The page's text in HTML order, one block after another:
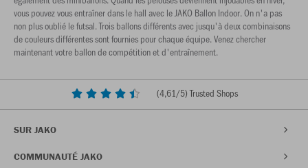
vous pouvez vous entraîner dans le hall avec le JAKO Ballon Indoor. On n'a pas
non plus oublié le futsal. Trois ballons différents avec jusqu'à deux combinaisons
de couleurs différentes sont fournies pour chaque équipe. Venez chercher
maintenant votre ballon de compétition et d'entraînement.
(4,61/5) Trusted Shops
SUR JAKO
COMMUNAUTÉ JAKO